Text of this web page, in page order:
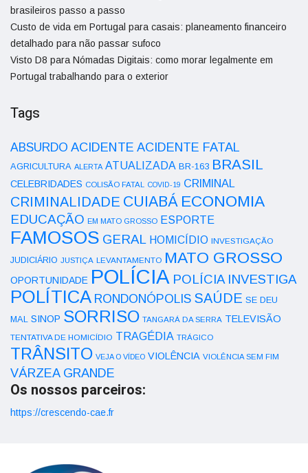
brasileiros passo a passo
Custo de vida em Portugal para casais: planeamento financeiro
detalhado para não passar sufoco
Visto D8 para Nómadas Digitais: como morar legalmente em
Portugal trabalhando para o exterior
Tags
ABSURDO ACIDENTE ACIDENTE FATAL
AGRICULTURA ALERTA ATUALIZADA BR-163 BRASIL
CELEBRIDADES COLISÃO FATAL COVID-19 CRIMINAL
CRIMINALIDADE CUIABÁ ECONOMIA
EDUCAÇÃO EM MATO GROSSO ESPORTE
FAMOSOS GERAL HOMICÍDIO INVESTIGAÇÃO
JUDICIÁRIO JUSTIÇA LEVANTAMENTO MATO GROSSO
OPORTUNIDADE POLÍCIA POLÍCIA INVESTIGA
POLÍTICA RONDONÓPOLIS SAÚDE SE DEU
MAL SINOP SORRISO TANGARÁ DA SERRA TELEVISÃO
TENTATIVA DE HOMICÍDIO TRAGÉDIA TRÁGICO
TRÂNSITO VEJA O VÍDEO VIOLÊNCIA VIOLÊNCIA SEM FIM
VÁRZEA GRANDE
Os nossos parceiros:
https://crescendo-cae.fr